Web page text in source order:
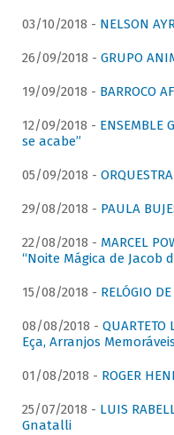
03/10/2018 - NELSON
26/09/2018 - GRUPO
19/09/2018 - BARROCO
12/09/2018 - ENSEMBLE
se acabe”
05/09/2018 -
29/08/2018 - PAULA
22/08/2018 - MARCEL
“Noite Mágica de Jacob
15/08/2018 - RELÓGIO
08/08/2018 -
Eça, Arranjos
01/08/2018 - ROGER
25/07/2018 - LUIS
Gnatalli